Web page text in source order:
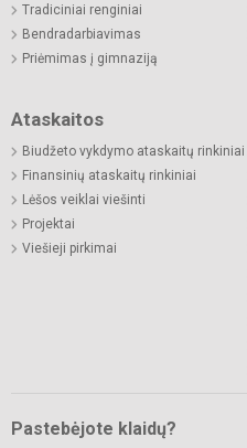
Tradiciniai renginiai
Bendradarbiavimas
Priėmimas į gimnaziją
Ataskaitos
Biudžeto vykdymo ataskaitų rinkiniai
Finansinių ataskaitų rinkiniai
Lėšos veiklai viešinti
Projektai
Viešieji pirkimai
Pastebėjote klaidų?